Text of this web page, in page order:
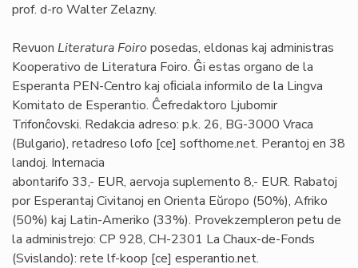
prof. d-ro Walter Zelazny.
Revuon Literatura Foiroposedas, eldonas kaj administras
Kooperativo de Literatura Foiro. Ĝi estas organo de la
Esperanta PEN-Centro kaj oﬁciala informilo de la Lingva
Komitato de Esperantio. Ĉefredaktoro Ljubomir
Trifonĉovski. Redakcia adreso: p.k. 26, BG-3000 Vraca
(Bulgario), retadreso lofo [ce] softhome.net. Perantoj en 38
landoj. Internacia
abontarifo 33,- EUR, aervoja suplemento 8,- EUR. Rabatoj
por Esperantaj Civitanoj en Orienta Eŭropo (50%), Afriko
(50%) kaj Latin-Ameriko (33%). Provekzempleron petu de
la administrejo: CP 928, CH-2301 La Chaux-de-Fonds
(Svislando): rete lf-koop [ce] esperantio.net.